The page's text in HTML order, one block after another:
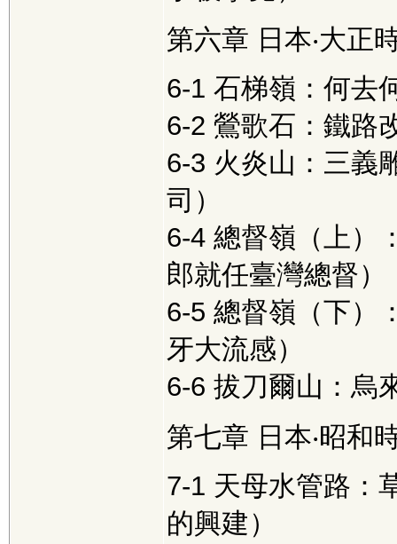
第六章 日本‧大正
6-1 石梯嶺：何去
6-2 鶯歌石：鐵路
6-3 火炎山：三義
司）
6-4 總督嶺（上）
郎就任臺灣總督）
6-5 總督嶺（下）
牙大流感）
6-6 拔刀爾山：烏
第七章 日本‧昭和
7-1 天母水管路：
的興建）